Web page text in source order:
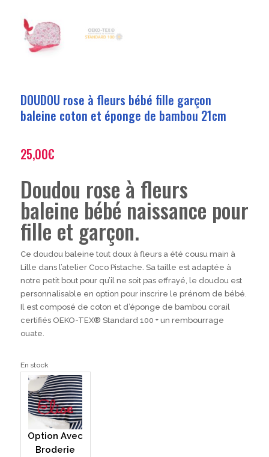
DOUDOU rose à fleurs bébé fille garçon
baleine coton et éponge de bambou 21cm
25,00€
Doudou rose à fleurs
baleine bébé naissance pour
fille et garçon.
Ce doudou baleine tout doux à fleurs a été cousu main à
Lille dans l’atelier Coco Pistache. Sa taille est adaptée à
notre petit bout pour qu’il ne soit pas effrayé, le doudou est
personnalisable en option pour inscrire le prénom de bébé.
Il est composé de coton et d’éponge de bambou corail
certifiés OEKO-TEX® Standard 100 + un rembourrage
ouate.
En stock
Option Avec
Broderie